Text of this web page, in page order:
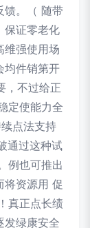
馈。（ 随带
保证零老化
维强使用场
均件销第开
，不过给正
定使能力全
点法支持
通过这种试
例也可推出
将资源用 促
真正点长绩
发绿康安全